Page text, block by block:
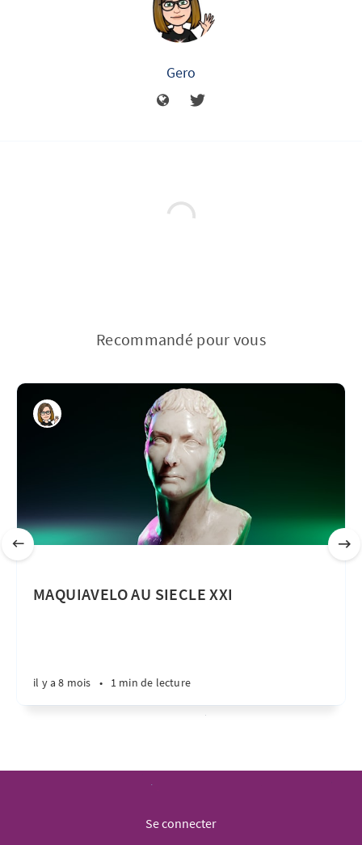
Gero
Recommandé pour vous
MAQUIAVELO AU SIECLE XXI
il y a 8 mois • 1 min de lecture
Se connecter